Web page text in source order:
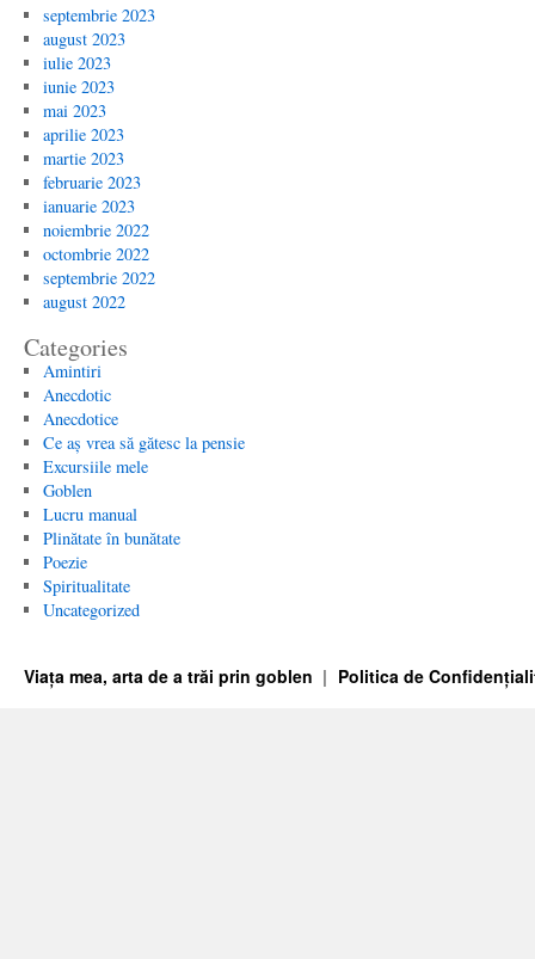
septembrie 2023
august 2023
iulie 2023
iunie 2023
mai 2023
aprilie 2023
martie 2023
februarie 2023
ianuarie 2023
noiembrie 2022
octombrie 2022
septembrie 2022
august 2022
Categories
Amintiri
Anecdotic
Anecdotice
Ce aș vrea să gătesc la pensie
Excursiile mele
Goblen
Lucru manual
Plinătate în bunătate
Poezie
Spiritualitate
Uncategorized
Viața mea, arta de a trăi prin goblen Politica de